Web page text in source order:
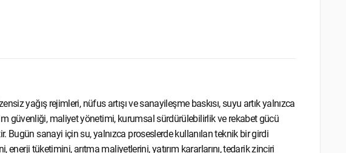
yağış rejimleri, nüfus artışı ve sanayileşme baskısı, suyu artık yalnızca
güvenliği, maliyet yönetimi, kurumsal sürdürülebilirlik ve rekabet gücü
Bugün sanayi için su, yalnızca proseslerde kullanılan teknik bir girdi
tüketimini, arıtma maliyetlerini, yatırım kararlarını, tedarik zinciri